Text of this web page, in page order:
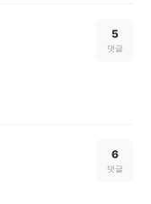
5
댓글
6
댓글